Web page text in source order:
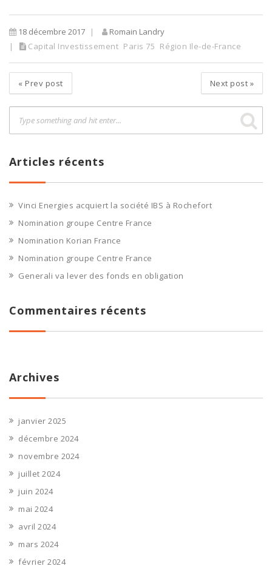
18 décembre 2017
Romain Landry
Capital Investissement Paris 75 Région Ile-de-France
« Prev post Next post »
Articles récents
Vinci Energies acquiert la société IBS à Rochefort
Nomination groupe Centre France
Nomination Korian France
Nomination groupe Centre France
Generali va lever des fonds en obligation
Commentaires récents
Archives
janvier 2025
décembre 2024
novembre 2024
juillet 2024
juin 2024
mai 2024
avril 2024
mars 2024
février 2024